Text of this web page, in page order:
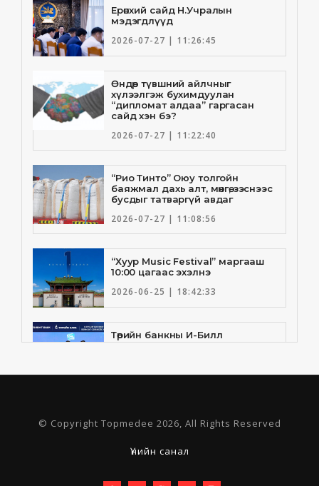
Ерөнхий сайд Н.Учралын
мэдэгдлүүд
2026-07-27 | 11:26:45
Өндөр түвшний айлчныг
хүлээлгэж бухимдуулан
“дипломат алдаа” гаргасан
сайд хэн бэ?
2026-07-27 | 11:22:40
“Рио Тинто” Оюу толгойн
баяжмал дахь алт, мөнгө, зэснээс
бусдыг татваргүй авдаг
2026-07-27 | 11:08:56
“Хуур Music Festival” маргааш
10:00 цагаас эхэлнэ
2026-06-25 | 18:42:33
Төрийн банкны И-Билл
үйлчилгээнд Голомт банк
2026-06-25 | 9:33:55
Төрийн банк, Санхүү Эдийн
Засгийн Их Сургууль хамтын
шинэчлэн байгууллаа
© Copyright Topmedee 2026, All Rights Reserved
Үнийн санал